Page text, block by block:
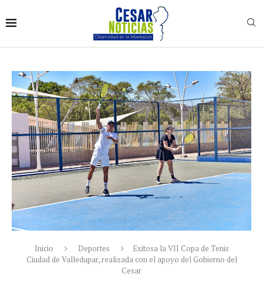
Inicio Deportes
Exitosa la VII Copa de Tenis
Ciudad de Valledupar, realizada con el apoyo del Gobierno del
Cesar